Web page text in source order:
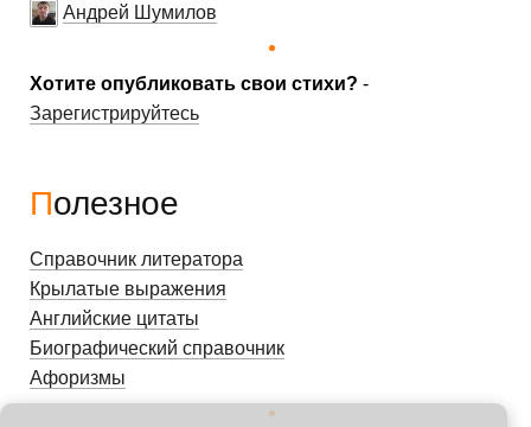
Андрей Шумилов
Хотите опубликовать свои стихи? -
Зарегистрируйтесь
Полезное
Справочник литератора
Крылатые выражения
Английские цитаты
Биографический справочник
Афоризмы